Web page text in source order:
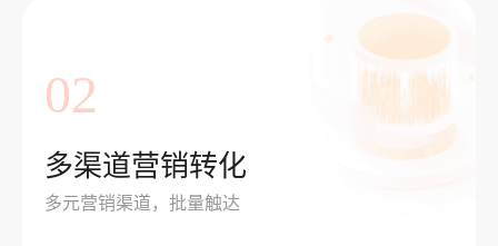
02
多渠道营销转化
多元营销渠道，批量触达